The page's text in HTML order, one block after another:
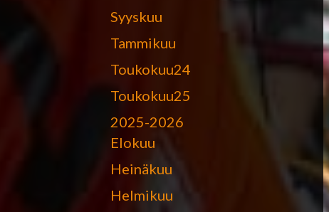
Syyskuu
Tammikuu
Toukokuu24
Toukokuu25
2025-2026
Elokuu
Heinäkuu
Helmikuu